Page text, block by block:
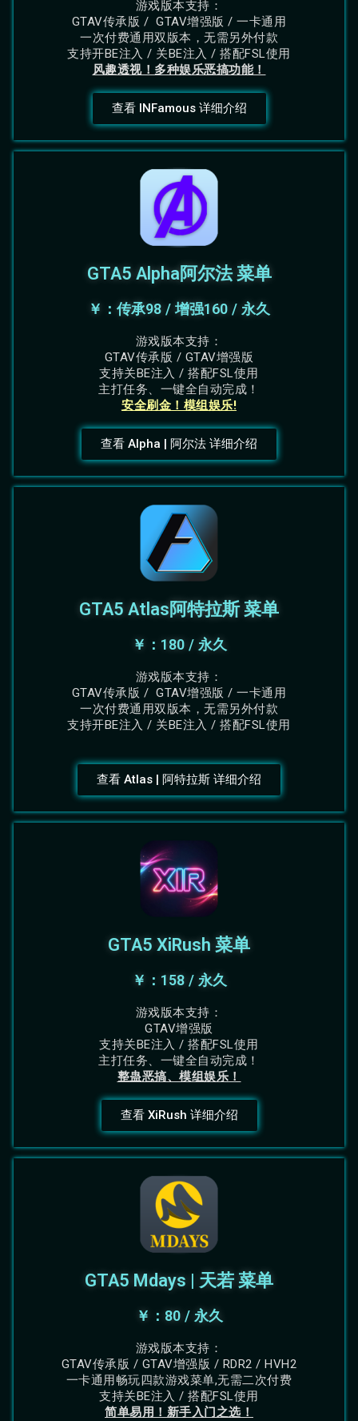
游戏版本支持：
GTAV传承版 / GTAV增强版 / 一卡通用
一次付费通用双版本，无需另外付款
支持开BE注入 / 关BE注入 / 搭配FSL使用
风趣透视！多种娱乐恶搞功能！
查看 INFamous 详细介绍
GTA5 Alpha阿尔法 菜单
￥：传承98 / 增强160 / 永久
游戏版本支持：
GTAV传承版 / GTAV增强版
支持关BE注入 / 搭配FSL使用
主打任务、一键全自动完成！
安全刷金！模组娱乐!
查看 Alpha | 阿尔法 详细介绍
GTA5 Atlas阿特拉斯 菜单
￥：180 / 永久
游戏版本支持：
GTAV传承版 / GTAV增强版 / 一卡通用
一次付费通用双版本，无需另外付款
支持开BE注入 / 关BE注入 / 搭配FSL使用
查看 Atlas | 阿特拉斯 详细介绍
GTA5 XiRush 菜单
￥：158 / 永久
游戏版本支持：
GTAV增强版
支持关BE注入 / 搭配FSL使用
主打任务、一键全自动完成！
整蛊恶搞、模组娱乐！
查看 XiRush 详细介绍
GTA5 Mdays | 天若 菜单
￥：80 / 永久
游戏版本支持：
GTAV传承版 / GTAV增强版 / RDR2 / HVH2
一卡通用畅玩四款游戏菜单,无需二次付费
支持关BE注入 / 搭配FSL使用
简单易用！新手入门之选！